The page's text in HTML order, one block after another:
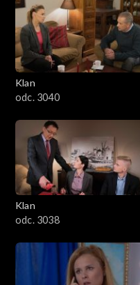
Klan
odc. 3040
Klan
odc. 3038